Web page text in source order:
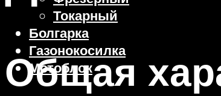
Токарный
Болгарка
Газонокосилка
Мотоблок
Общая